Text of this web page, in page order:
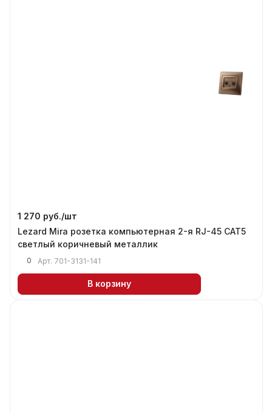
1 270 руб./шт
Lezard Mira розетка компьютерная 2-я RJ-45 САТ5
светлый коричневый металлик
0 Арт. 701-3131-141
В корзину